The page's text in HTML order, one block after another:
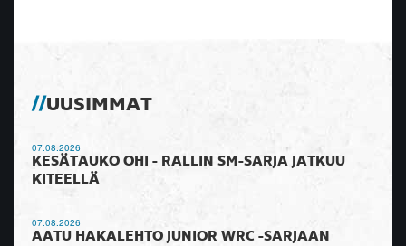
UUSIMMAT
07.08.2026
KESÄTAUKO OHI - RALLIN SM-SARJA JATKUU
KITEELLÄ
07.08.2026
AATU HAKALEHTO JUNIOR WRC -SARJAAN